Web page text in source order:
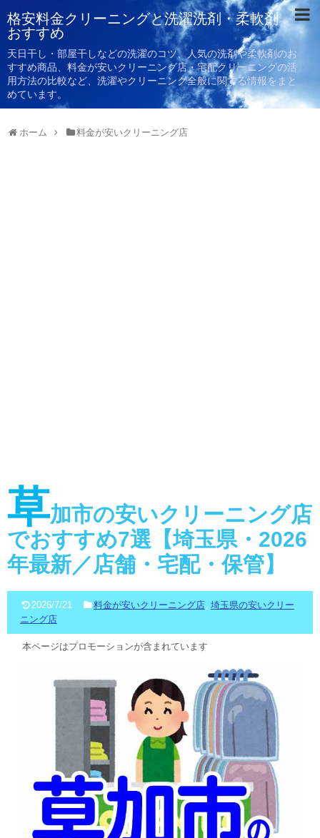
格安料金クリーニングと洗濯洗剤・柔軟剤
おすすめ
天日干し・部屋干しなどの洗濯のコツ、人気の洗剤や柔軟剤のお
すすめ商品、料金が安いクリーニング店・宅配クリーニングの活
用方法の比較など、洗濯やクリーニング全般に関する情報をまと
めています。
ホーム 料金が安いクリーニング店
草加市の安いクリーニング店
でおすすめ7選【埼玉県・2026
年最新／店舗・宅配・保管】
2026/7/21 料金が安いクリーニング店, 埼玉県の安いクリー
ニング店
本ページはプロモーションが含まれています